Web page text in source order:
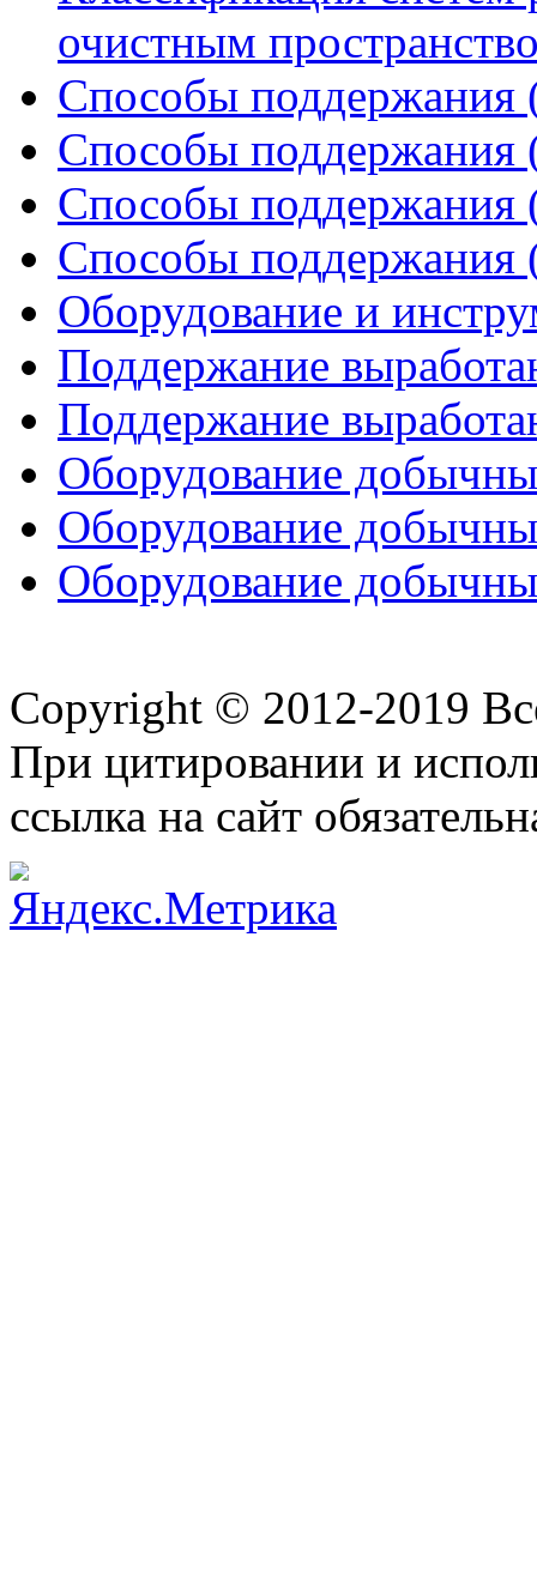
очистным
Способы поддержания
Способы поддержания
Способы поддержания
Способы поддержания
Оборудование и
Поддержание
Поддержание
Оборудование
Оборудование
Оборудование
Copyright © 2012-2019
При цитировании и
ссылка на сайт